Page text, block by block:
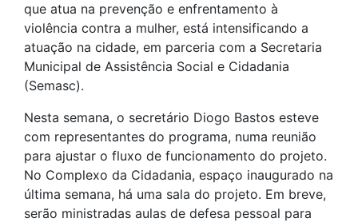
que atua na prevenção e enfrentamento à
violência contra a mulher, está intensificando a
atuação na cidade, em parceria com a Secretaria
Municipal de Assistência Social e Cidadania
(Semasc).
Nesta semana, o secretário Diogo Bastos esteve
com representantes do programa, numa reunião
para ajustar o fluxo de funcionamento do projeto.
No Complexo da Cidadania, espaço inaugurado na
última semana, há uma sala do projeto. Em breve,
serão ministradas aulas de defesa pessoal para